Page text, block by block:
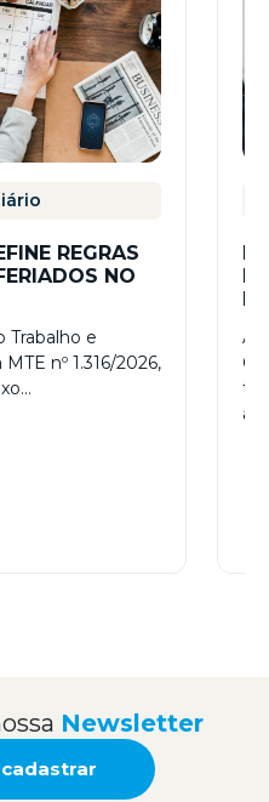
REGRAS
NO
Trabalho e
nº 1.316/2026,
A
a…
Newsletter